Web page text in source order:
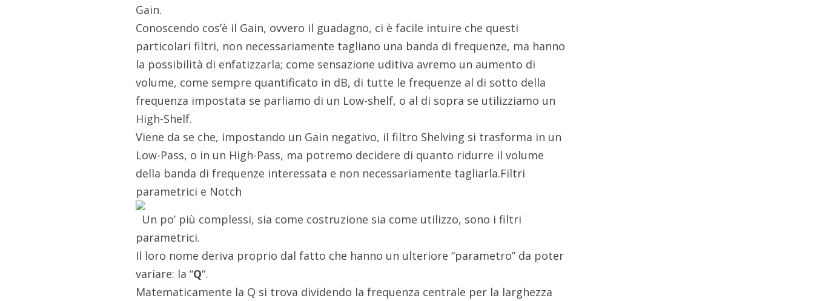
Gain.
Conoscendo cos’è il Gain, ovvero il guadagno, ci è facile intuire che questi
particolari filtri, non necessariamente tagliano una banda di frequenze, ma hanno
la possibilità di enfatizzarla; come sensazione uditiva avremo un aumento di
volume, come sempre quantificato in dB, di tutte le frequenze al di sotto della
frequenza impostata se parliamo di un Low-shelf, o al di sopra se utilizziamo un
High-Shelf.
Viene da se che, impostando un Gain negativo, il filtro Shelving si trasforma in un
Low-Pass, o in un High-Pass, ma potremo decidere di quanto ridurre il volume
della banda di frequenze interessata e non necessariamente tagliarla.Filtri
parametrici e Notch
Un po’ più complessi, sia come costruzione sia come utilizzo, sono i filtri
parametrici.
Il loro nome deriva proprio dal fatto che hanno un ulteriore “parametro” da poter
variare: la “Q“.
Matematicamente la Q si trova dividendo la frequenza centrale per la larghezza